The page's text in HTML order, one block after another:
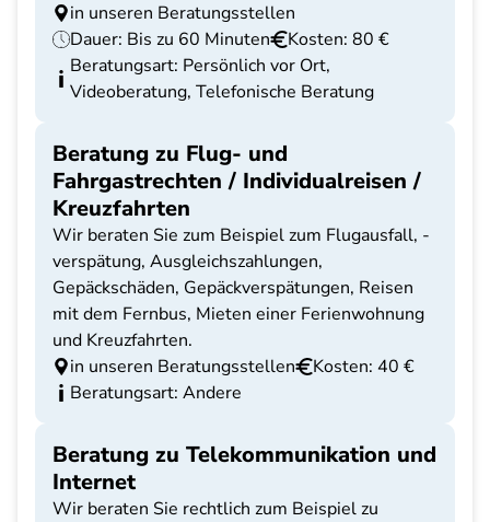
in unseren Beratungsstellen
Dauer: Bis zu 60 Minuten
Kosten: 80 €
Beratungsart: Persönlich vor Ort,
Videoberatung, Telefonische Beratung
Beratung zu Flug- und
Fahrgastrechten / Individualreisen /
Kreuzfahrten
Wir beraten Sie zum Beispiel zum Flugausfall, -
verspätung, Ausgleichszahlungen,
Gepäckschäden, Gepäckverspätungen, Reisen
mit dem Fernbus, Mieten einer Ferienwohnung
und Kreuzfahrten.
in unseren Beratungsstellen
Kosten: 40 €
Beratungsart: Andere
Beratung zu Telekommunikation und
Internet
Wir beraten Sie rechtlich zum Beispiel zu